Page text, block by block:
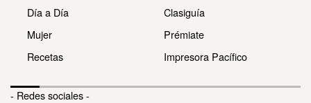
Día a Día
Mujer
Recetas
Clasiguía
Prémiate
Impresora Pacífico
- Redes sociales -